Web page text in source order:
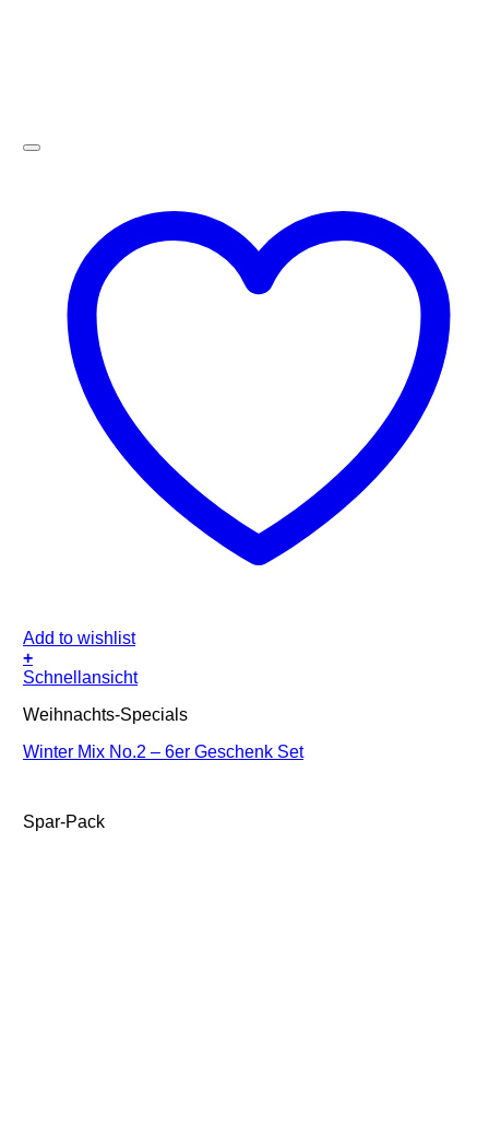
Add to wishlist
+
Schnellansicht
Weihnachts-Specials
Winter Mix No.2 – 6er Geschenk Set
Spar-Pack